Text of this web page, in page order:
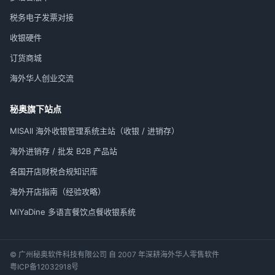
税务电子发票对接
收银硬件
订货商城
海外华人创业交流
秘奥旗下站点
MISAll 海外收银管理系统主站（收银 / 进销存）
海外进销存 / 批发 B2B 产品站
各国开店财税合规知识库
海外开店指南（经验攻略）
MiYaDine 多语言餐饮点餐收银系统
© 广州秘奥软件科技有限公司 自 2007 年深耕海外华人零售软件
粤ICP备12032918号